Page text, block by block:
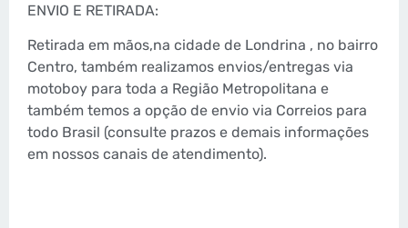
ENVIO E RETIRADA:
Retirada em mãos,na cidade de Londrina , no bairro
Centro, também realizamos envios/entregas via
motoboy para toda a Região Metropolitana e
também temos a opção de envio via Correios para
todo Brasil (consulte prazos e demais informações
em nossos canais de atendimento).